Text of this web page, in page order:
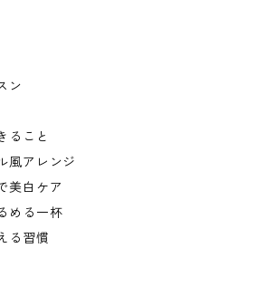
ン
ること
風アレンジ
美白ケア
める一杯
る習慣